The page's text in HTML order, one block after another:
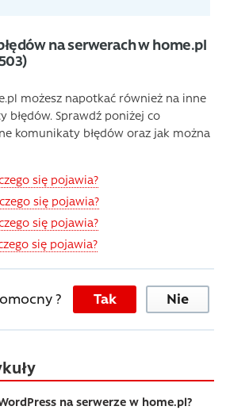
na serwerach w home.pl
możesz napotkać również na inne
błędów. Sprawdź poniżej co
komunikaty błędów oraz jak można
się pojawia?
się pojawia?
się pojawia?
się pojawia?
? Tak Nie
na serwerze w home.pl?